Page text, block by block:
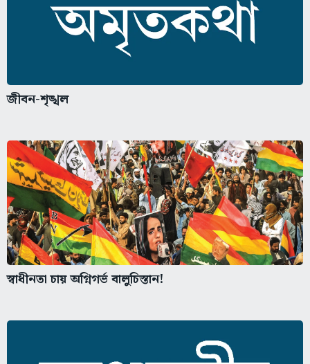
জীবন-শৃঙ্খল
স্বাধীনতা চায় অগ্নিগর্ভ বালুচিস্তান!